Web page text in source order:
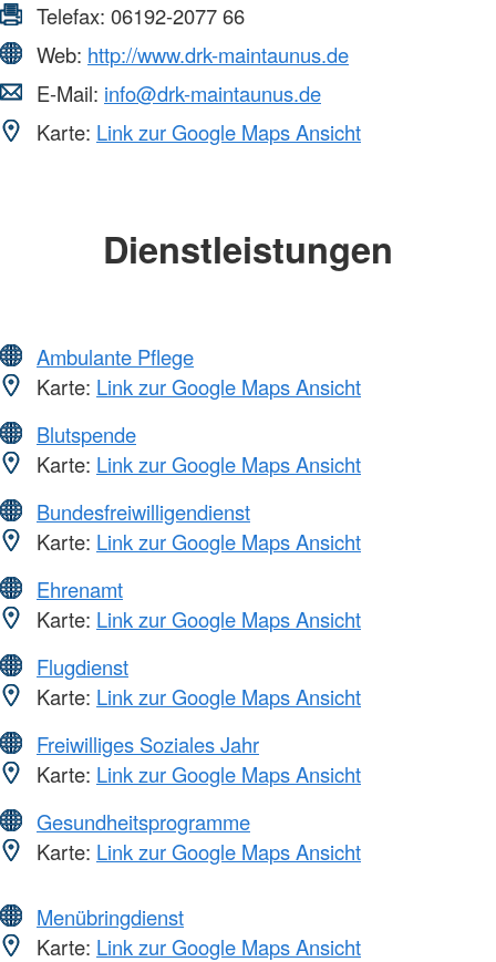
Telefax: 06192-2077 66
Web: http://www.drk-maintaunus.de
E-Mail: info@drk-maintaunus.de
Karte: Link zur Google Maps Ansicht
Dienstleistungen
Ambulante Pflege
Karte: Link zur Google Maps Ansicht
Blutspende
Karte: Link zur Google Maps Ansicht
Bundesfreiwilligendienst
Karte: Link zur Google Maps Ansicht
Ehrenamt
Karte: Link zur Google Maps Ansicht
Flugdienst
Karte: Link zur Google Maps Ansicht
Freiwilliges Soziales Jahr
Karte: Link zur Google Maps Ansicht
Gesundheitsprogramme
Karte: Link zur Google Maps Ansicht
Menübringdienst
Karte: Link zur Google Maps Ansicht